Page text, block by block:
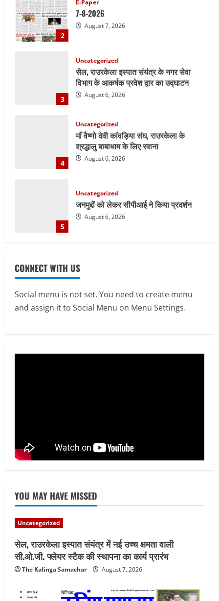
3
सेल, राउरकेला इस्पात संयंत्र के नगर सेवा
विभाग के आकर्षक प्रवेश द्वार का उद्घाटन
August 6, 2026
4
Uncategorized
माँ वैष्णो देवी कांवड़िया संघ, राउरकेला के
श्रद्धालु बाबाधाम के लिए रवाना
August 6, 2026
5
Uncategorized
जनमुद्दों को लेकर सीपीआई ने किया प्रदर्शन
August 6, 2026
1
सेल, राउरकेला इस्पात संयंत्र में नई उच्च क्षमता
वाली सी.ओ.जी. फ्लेयर स्टैक की स्थापना का
कार्य प्रारंभ
2
7-8-2026
August 7, 2026
3
CONNECT WITH US
Social menu is not set. You need to create menu
and assign it to Social Menu on Menu Settings.
YOU MAY HAVE MISSED
Uncategorized
सेल, राउरकेला इस्पात संयंत्र में नई उच्च क्षमता वाली
सी.ओ.जी. फ्लेयर स्टैक की स्थापना का कार्य प्रारंभ
The Kalinga Samachar August 7, 2026